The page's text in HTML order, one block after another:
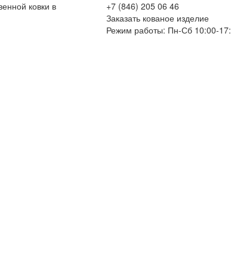
ковки в
+7 (846) 205 06 46
Заказать кованое изделие
Режим работы: Пн-Сб 10:00-